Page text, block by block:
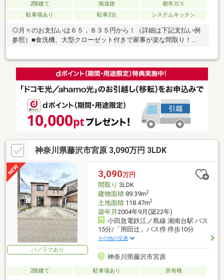
2階建て 南道路
都市ガス
駐車場あり
駐車2台 システムキッチン
◎月々のお支払いは６５，８３５円から！（詳細は下記支払い例
参照）■食洗機、大型クローゼット付きで家事が楽な間取り！
満18歳年度末まで医療費の自己負担なし！（※保険診療分）完成
済み、即内覧可能です！是非ご見学ください！資料請求だけでも
お気軽にお問い合わせください！
神奈川県藤沢市宮原 3,090万円 3LDK
パノラマあり
3,090万円
間取り 3LDK
建物面積89.39m2
土地面積118.47m2
築年月 2004年9月(築22年)
小田急電鉄江ノ島線 湘南台駅 バス
15分/「用田辻」バス停 停歩10分
その他の交通
神奈川県藤沢市宮原
2階建て 駐車場あり 所有権